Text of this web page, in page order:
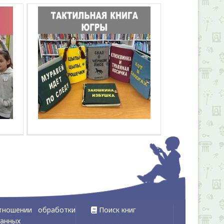
обработки
Поиск книг